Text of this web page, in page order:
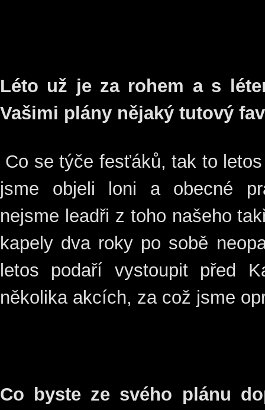
Léto už je za rohem a s
Vašimi plány nějaký tutový
Co se týče fesťáků, tak to
jsme objeli loni a obecné
nejsme leadři z toho našeho
kapely dva roky po sobě
letos podaří vystoupit před
několika akcích, za což jsme
Co byste ze svého plánu